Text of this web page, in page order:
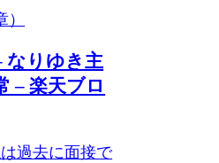
なりゆき主
– 楽天ブロ
過去に面接で